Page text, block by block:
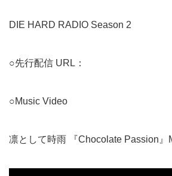
DIE HARD RADIO Season 2
○先行配信 URL：
○Music Video
凛として時雨 『Chocolate Passion』